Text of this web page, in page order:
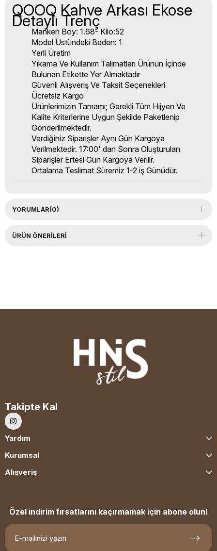
QOOQ Kahve Arkası Ekose
Detaylı Trenç
Manken Boy: 1.68- Kilo:52
Model Üstündeki Beden: 1
Yerli Üretim
Yıkama Ve Kullanım Talimatları Ürünün İçinde
Bulunan Etikette Yer Almaktadır
Güvenli Alışveriş Ve Taksit Seçenekleri
Ücretsiz Kargo
Ürünlerimizin Tamamı; Gerekli Tüm Hijyen Ve
Kalite Kriterlerine Uygun Şekilde Paketlenip
Gönderilmektedir.
Verdiğiniz Siparişler Aynı Gün Kargoya
Verilmektedir. 17:00' dan Sonra Oluşturulan
Siparişler Ertesi Gün Kargoya Verilir.
Ortalama Teslimat Süremiz 1-2 iş Günüdür.
YORUMLAR(0)
ÜRÜN ÖNERILERI
Takipte Kal
Yardım
Kurumsal
Alışveriş
Özel indirim fırsatlarını kaçırmamak için abone olun!